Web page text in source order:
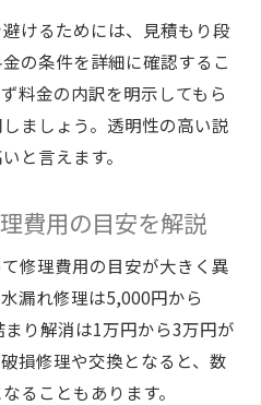
けるためには、見積もり段
の条件を詳細に確認するこ
料金の内訳を明示してもら
ましょう。透明性の高い説
と言えます。
費用の目安を解説
修理費用の目安が大きく異
漏れ修理は5,000円から
り解消は1万円から3万円が
損修理や交換となると、数
ることもあります。